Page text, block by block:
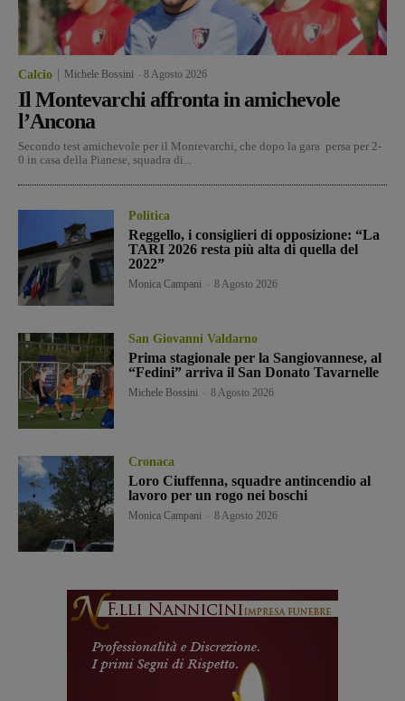
Calcio Michele Bossini 8 Agosto 2026
Il Montevarchi affronta in amichevole
l’Ancona
Secondo test amichevole per il Montevarchi, che dopo la gara persa per 2-
0 in casa della Pianese, squadra di...
Politica
Reggello, i consiglieri di opposizione: “La
TARI 2026 resta più alta di quella del
2022”
Monica Campani 8 Agosto 2026
San Giovanni Valdarno
Prima stagionale per la Sangiovannese, al
“Fedini” arriva il San Donato Tavarnelle
Michele Bossini 8 Agosto 2026
Cronaca
Loro Ciuffenna, squadre antincendio al
lavoro per un rogo nei boschi
Monica Campani 8 Agosto 2026